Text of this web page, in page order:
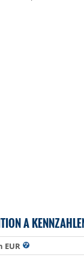
A